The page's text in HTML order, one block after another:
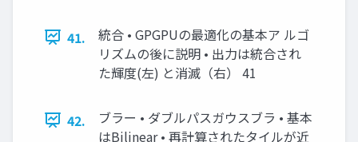
41.
統合 • GPGPUの最適化の基本ア ルゴ
リズムの後に説明 • 出力は統合され
た輝度(左) と消滅（右） 41
42.
ブラー • ダブルパスガウスブラ • 基本
はBilinear • 再計算されたタイルが近